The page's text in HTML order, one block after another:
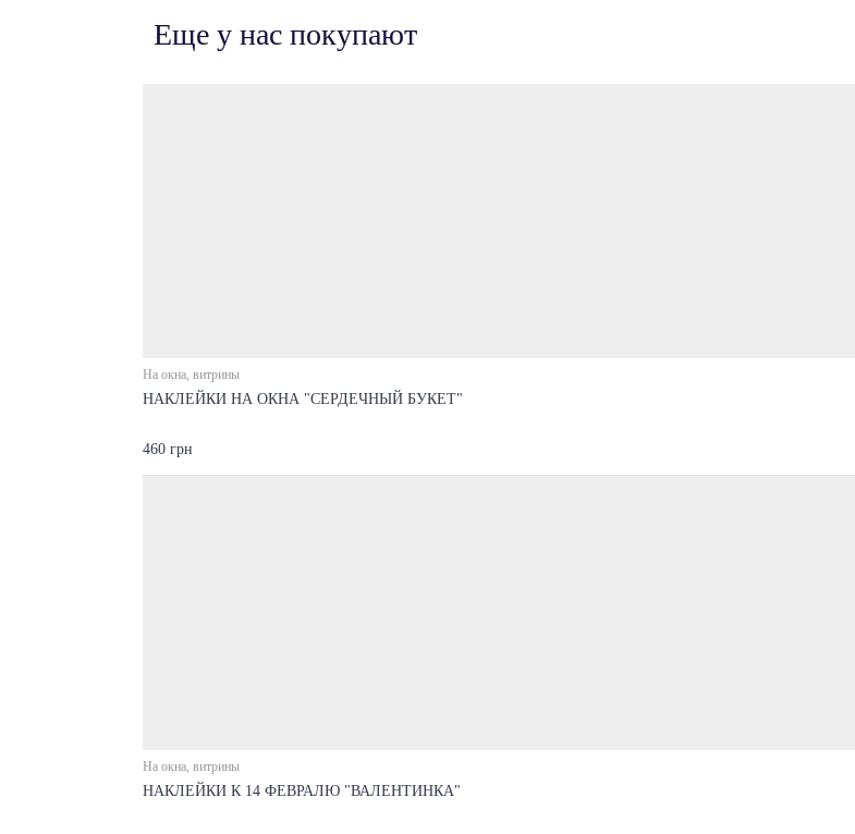
Еще у нас покупают
На окна, витрины
НАКЛЕЙКИ НА ОКНА "СЕРДЕЧНЫЙ БУКЕТ"
460 грн
На окна, витрины
НАКЛЕЙКИ К 14 ФЕВРАЛЮ "ВАЛЕНТИНКА"